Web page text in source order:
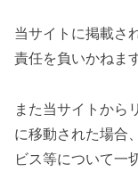
当サイトに掲載さ
責任を負いかねま
また当サイトから
に移動された場合
ビス等について一